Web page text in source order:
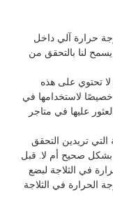
حرارة آلي داخل
يسمح لنا بالتحقق من
تحتوي على هذه
لاستخدامها في
عليها في متاجر
تريدين التحقق
بشكل صحيح أم لا. قبل
في الثلاجة لبضع
الحرارة في الثلاجة